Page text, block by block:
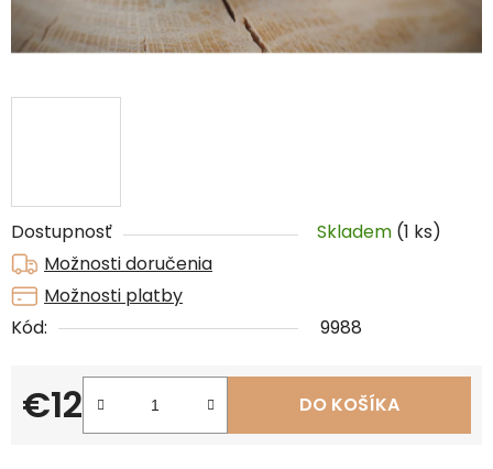
Dostupnosť Skladem (1 ks)
Možnosti doručenia
Možnosti platby
Kód:
9988
€12
Jednotková cena:
DO KOŠÍKA